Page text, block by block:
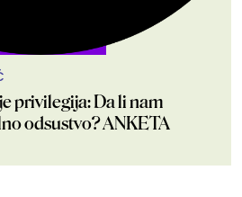
privilegija: Da li nam
odsustvo? ANKETA